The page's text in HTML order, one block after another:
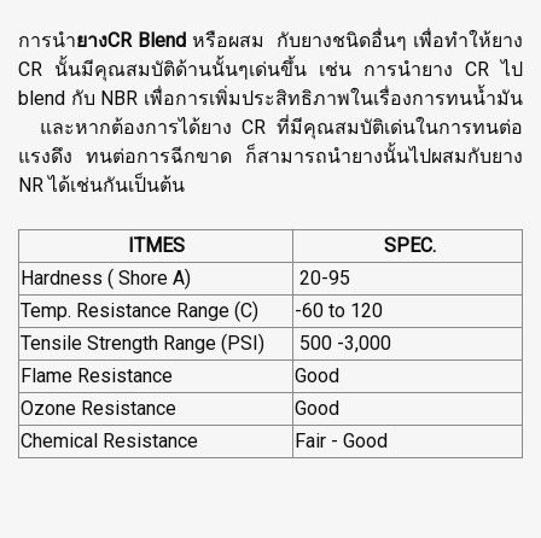
การนำยางCR Blend หรือผสม กับยางชนิดอื่นๆ เพื่อทำให้ยาง
CR นั้นมีคุณสมบัติด้านนั้นๆเด่นขึ้น เช่น การนำยาง CR ไป
blend กับ NBR เพื่อการเพิ่มประสิทธิภาพในเรื่องการทนน้ำมัน
และหากต้องการได้ยาง CR ที่มีคุณสมบัติเด่นในการทนต่อ
แรงดึง ทนต่อการฉีกขาด ก็สามารถนำยางนั้นไปผสมกับยาง
NR ได้เช่นกันเป็นต้น
ITMES
SPEC.
Hardness ( Shore A)
20-95
Temp. Resistance Range (C)
-60 to 120
Tensile Strength Range (PSI)
500 -3,000
Flame Resistance
Good
Ozone Resistance
Good
Chemical Resistance
Fair - Good